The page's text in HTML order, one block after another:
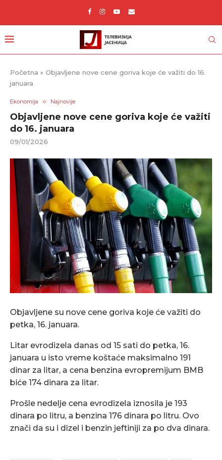
Početna » Objavljene nove cene goriva koje će važiti do 16.
januara
Ekonomija Najnovije
Objavljene nove cene goriva koje će važiti
do 16. januara
09/01/2026
Objavljene su nove cene goriva koje će važiti do
petka, 16. januara.
Litar evrodizela danas od 15 sati do petka, 16.
januara u isto vreme koštaće maksimalno 191
dinar za litar, a cena benzina evropremijum BMB
biće 174 dinara za litar.
Prošle nedelje cena evrodizela iznosila je 193
dinara po litru, a benzina 176 dinara po litru. Ovo
znači da su i dizel i benzin jeftiniji za po dva dinara.